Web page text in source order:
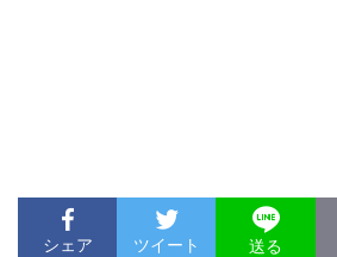
シェア ツイート 送る